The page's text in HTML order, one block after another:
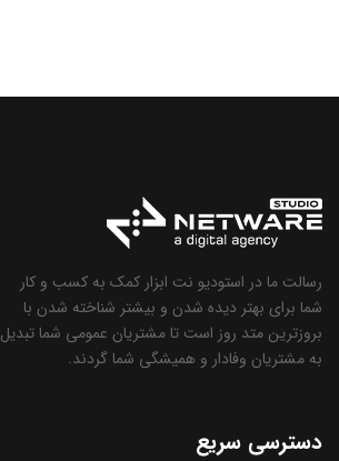
رسالت ما در استودیو نت ابزار کمک به کسب و کار
شما برای بهتر دیده شدن و بیشتر شناخته شدن با
بروزترین متد روز است تا مشتریان عمومی شما تبدیل
به مشتریان وفادار و همیشگی شما گردند.
دسترسی سریع